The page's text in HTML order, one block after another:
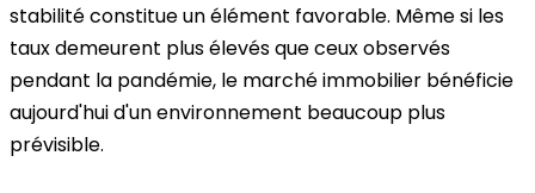
stabilité constitue un élément favorable. Même si les
taux demeurent plus élevés que ceux observés
pendant la pandémie, le marché immobilier bénéficie
aujourd'hui d'un environnement beaucoup plus
prévisible.